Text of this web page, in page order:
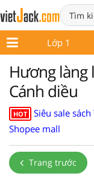
Lớp 1
Hương làng
Cánh diều
HOT
Siêu sale
Shopee mall
Trang trước